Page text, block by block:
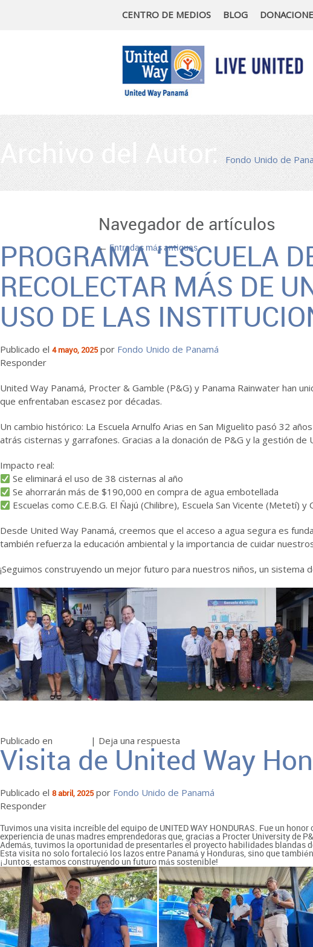
CENTRO DE MEDIOS BLOG
Archivo del Autor:Fondo Unido de
Navegador de artículos
← Entradas más antiguas
PROGRAMA ‘ESCUELA
RECOLECTAR MÁS DE
USO DE LAS
Publicado el 4 mayo, 2025 por Fondo Unido de Panamá
Responder
United Way Panamá, Procter & Gamble (P&G) y Panama Rainwater han
que enfrentaban escasez por décadas.
Un cambio histórico: La Escuela Arnulfo Arias en San Miguelito pasó 32
atrás cisternas y garrafones. Gracias a la donación de P&G y la gestión
Impacto real:
Se eliminará el uso de 38 cisternas al año
Se ahorrarán más de $190,000 en compra de agua embotellada
Escuelas como C.E.B.G. El Ñajú (Chilibre), Escuela San Vicente (Metetí)
Desde United Way Panamá, creemos que el acceso a agua segura es
también refuerza la educación ambiental y la importancia de cuidar
¡Seguimos construyendo un mejor futuro para nuestros niños, un sistema
Publicado en | Deja una respuesta
Visita de United Way
Publicado el 8 abril, 2025 por Fondo Unido de Panamá
Responder
Tuvimos una visita increíble del equipo de UNITED WAY HONDURAS. Fue un
experiencia de unas madres emprendedoras que, gracias a Procter University de
Además, tuvimos la oportunidad de presentarles el proyecto habilidades blandas
Esta visita no solo fortaleció los lazos entre Panamá y Honduras, sino que
¡Juntos, estamos construyendo un futuro más sostenible!